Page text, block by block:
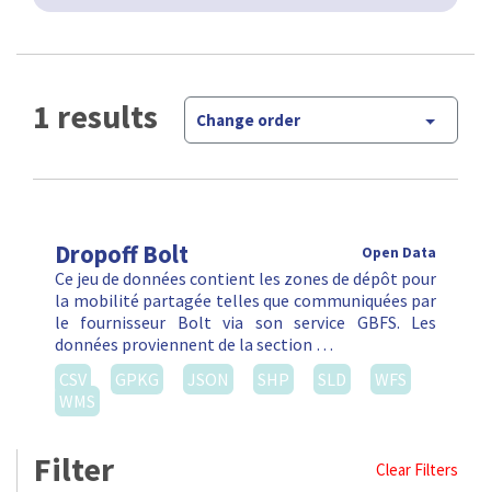
1 results Change order
Dropoff Bolt Open Data
Ce jeu de données contient les zones de dépôt pour
la mobilité partagée telles que communiquées par
le fournisseur Bolt via son service GBFS. Les
données proviennent de la section …
CSV
GPKG JSON SHP SLD
WFS
WMS
Filter Clear Filters